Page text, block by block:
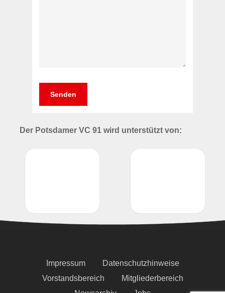
Der Potsdamer VC 91 wird unterstützt von:
Impressum
Datenschutzhinweise
Vorstandsbereich
Mitgliederbereich